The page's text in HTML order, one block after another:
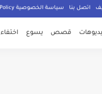
اتصل بنا سياسة الخصوصية Privacy Policy
قصص يسوع اختفاء